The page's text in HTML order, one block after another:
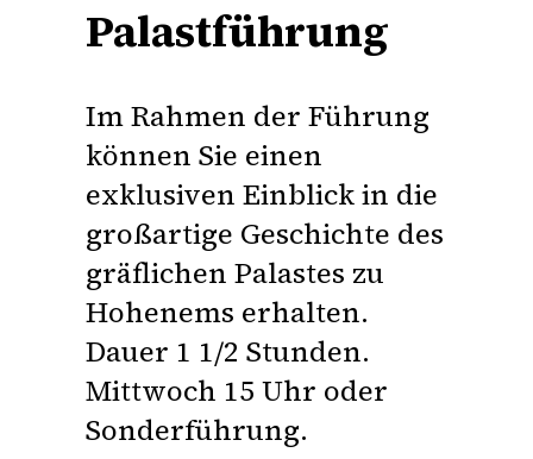
Palastführung
Im Rahmen der Führung
können Sie einen
exklusiven Einblick in die
großartige Geschichte des
gräflichen Palastes zu
Hohenems erhalten.
Dauer 1 1/2 Stunden.
Mittwoch 15 Uhr oder
Sonderführung.